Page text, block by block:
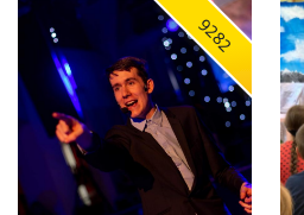
9282